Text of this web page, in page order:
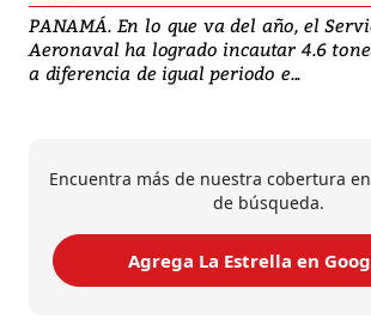
PANAMÁ. En lo que va del año, el
Aeronaval ha logrado incautar 4.6
a diferencia de igual periodo e...
Encuentra más de nuestra cobertura
de búsqueda.
Agrega La Estrella en